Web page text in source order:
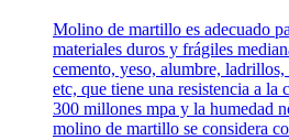
Molino de martillo es adecuado
materiales duros y frágiles
cemento, yeso, alumbre,
etc, que tiene una resistencia a la
300 millones mpa y la humedad
molino de martillo se considera